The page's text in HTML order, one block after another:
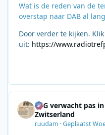
Wat is de reden van de
overstap naar DAB al
Door verder te kijken.
uit: https://
SRG verwacht pas
Zwitserland
ruudam ·Geplaatst